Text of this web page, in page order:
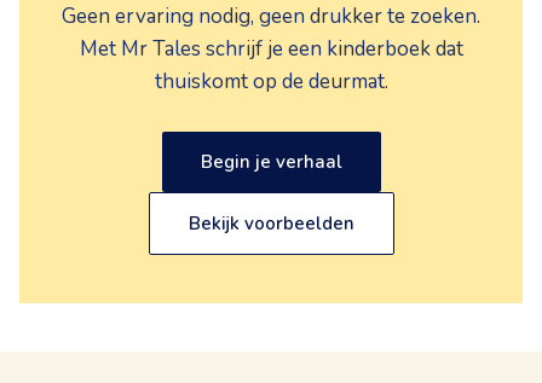
Geen ervaring nodig, geen drukker te zoeken.
Met Mr Tales schrijf je een kinderboek dat
thuiskomt op de deurmat.
Begin je verhaal
Bekijk voorbeelden